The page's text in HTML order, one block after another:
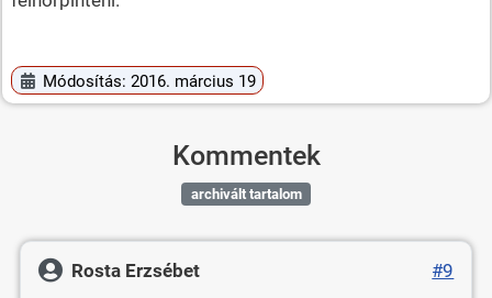
Módosítás: 2016. március 19
Kommentek
archivált tartalom
Rosta Erzsébet
#9